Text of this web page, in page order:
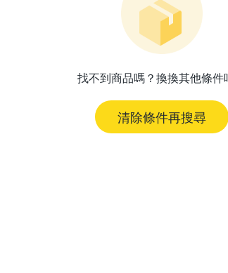
找不到商品嗎？換換其他條件
清除條件再搜尋